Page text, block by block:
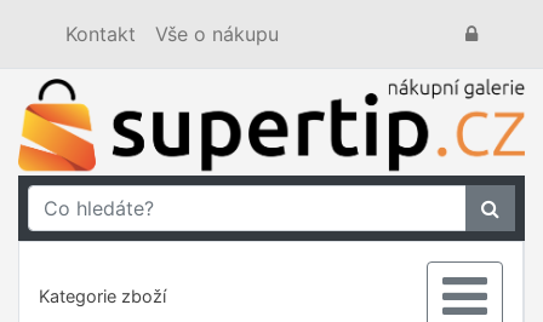
Kontakt Vše o nákupu
Kategorie zboží